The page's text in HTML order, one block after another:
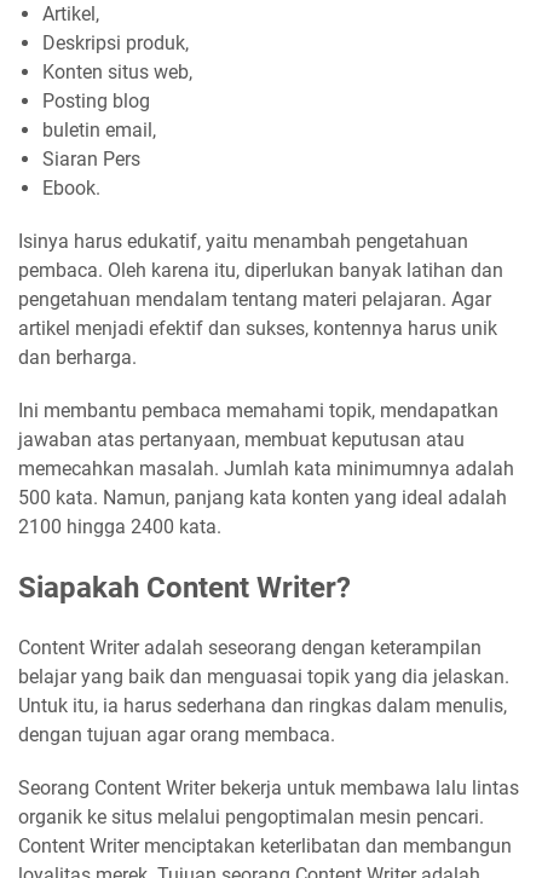
Artikel,
Deskripsi produk,
Konten situs web,
Posting blog
buletin email,
Siaran Pers
Ebook.
Isinya harus edukatif, yaitu menambah pengetahuan
pembaca. Oleh karena itu, diperlukan banyak latihan dan
pengetahuan mendalam tentang materi pelajaran. Agar
artikel menjadi efektif dan sukses, kontennya harus unik
dan berharga.
Ini membantu pembaca memahami topik, mendapatkan
jawaban atas pertanyaan, membuat keputusan atau
memecahkan masalah. Jumlah kata minimumnya adalah
500 kata. Namun, panjang kata konten yang ideal adalah
2100 hingga 2400 kata.
Siapakah Content Writer?
Content Writer adalah seseorang dengan keterampilan
belajar yang baik dan menguasai topik yang dia jelaskan.
Untuk itu, ia harus sederhana dan ringkas dalam menulis,
dengan tujuan agar orang membaca.
Seorang Content Writer bekerja untuk membawa lalu lintas
organik ke situs melalui pengoptimalan mesin pencari.
Content Writer menciptakan keterlibatan dan membangun